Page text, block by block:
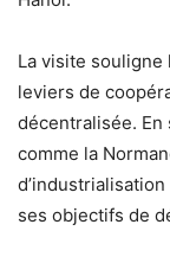
La visite souligne
leviers de
décentralisée. En
comme la
ses objectifs de